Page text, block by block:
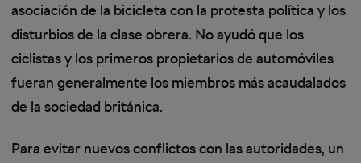
asociación de la bicicleta con la protesta política y los
disturbios de la clase obrera. No ayudó que los
ciclistas y los primeros propietarios de automóviles
fueran generalmente los miembros más acaudalados
de la sociedad británica.
Para evitar nuevos conflictos con las autoridades, un